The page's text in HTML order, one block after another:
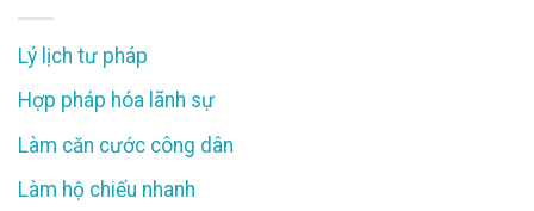
Lý lịch tư pháp
Hợp pháp hóa lãnh sự
Làm căn cước công dân
Làm hộ chiếu nhanh